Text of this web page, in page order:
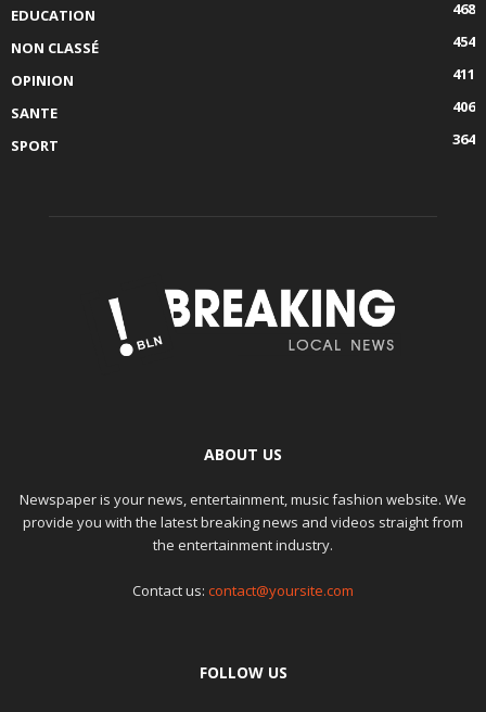
EDUCATION
468
NON CLASSÉ
454
OPINION
411
SANTE
406
SPORT
364
ABOUT US
Newspaper is your news, entertainment, music fashion website. We
provide you with the latest breaking news and videos straight from
the entertainment industry.
Contact us: contact@yoursite.com
FOLLOW US